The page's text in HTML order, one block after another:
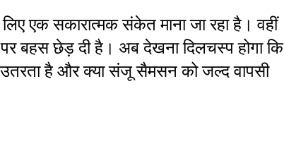
एक सकारात्मक संकेत माना जा रहा है। वहीं
बहस छेड़ दी है। अब देखना दिलचस्प होगा कि
है और क्या संजू सैमसन को जल्द वापसी